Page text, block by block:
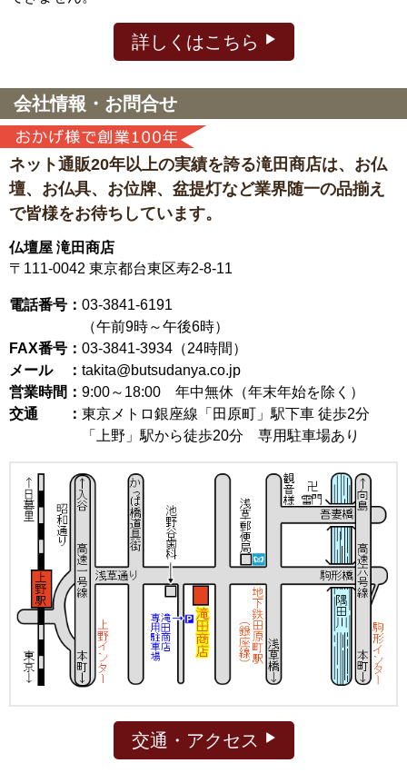
詳しくはこちら
会社情報・お問合せ
ネット通販20年以上の実績を誇る滝田商店は、 お仏
壇、お仏具、お位牌、盆提灯など業界随一の品揃え
で皆様をお待ちしています。
仏壇屋 滝田商店
〒111-0042 東京都台東区寿2-8-11
電話番号： 03-3841-6191
（午前9時～午後6時）
FAX番号： 03-3841-3934（24時間）
メール ： takita@butsudanya.co.jp
営業時間： 9:00～18:00 年中無休（年末年始を除く）
交通 ： 東京メトロ銀座線「田原町」駅下車 徒歩2分
「上野」駅から徒歩20分 専用駐車場あり
交通・アクセス